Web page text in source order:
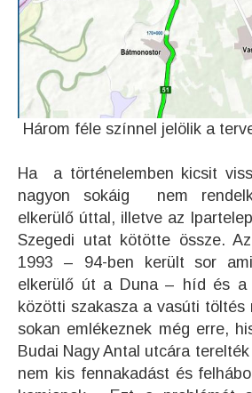
Három féle színnel jelölik a
Ha a történelemben kicsit
nagyon sokáig nem
elkerülő úttal, illetve az
Szegedi utat kötötte össze.
1993 – 94-ben került sor
elkerülő út a Duna – híd és a
közötti szakasza a vasúti töltés
sokan emlékeznek még erre,
Budai Nagy Antal utcára
nem kis fennakadást és